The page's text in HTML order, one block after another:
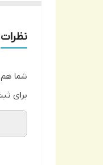
نظرات
شما هم
برای